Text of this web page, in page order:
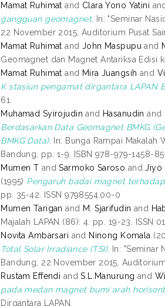
Mamat Ruhimat and Clara Yono Yatini
gangguan geomagnet. In: "Seminar
22 November 2015, Auditorium Pusat
Mamat Ruhimat and John Maspupu and
Geomagnet dan Magnet Antariksa Edisi
Mamat Ruhimat and Mira Juangsih and
K stasiun pengamat dirgantara LAPAN
61.
Muhamad Syirojudin and Hasanudin and
Berdasarkan Data Geomagnet BMKG
BMKG Data). In: Bunga Rampai Makalah
Bandung, pp. 1-9. ISBN 978-979-1458-
Mumen T andSarmoko Saroso andJiyo
(1995) Pengaruh badai magnet
pp. 35-42. ISSN 9798554.00-0
Mumen Tarigan and M. Sjarifudin and
Majalah LAPAN (86): 4. pp. 19-23. ISSN
Novita Ambarsari and Ninong Komala
Total Solar Irradiance (TSI). In: "Seminar
Bandung, 22 November 2015, Auditorium
Rustam Effendi andS.L.Manurung and
pada medan magnet bumi arah
Dirgantara LAPAN.